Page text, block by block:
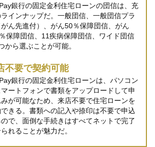
銀行の固定金利住宅ローンの団信は、充
インナップだ。一般団信、一般団信プラ
ん先進付）、がん50％保障団信、がん
保障団信、11疾病保障団信、ワイド団信
から選ぶことが可能。
不要で契約可能
銀行の固定金利住宅ローンは、パソコン
ートフォンで書類をアップロードして申
みが可能なため、来店不要で住宅ローンを
きる。書類への記入や捺印は不要で申込
で、面倒な手続きはすべてネットで完了
れることが魅力だ。